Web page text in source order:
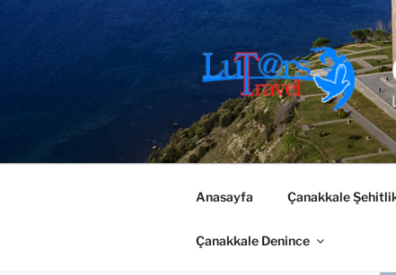
Anasayfa Çanakkale
Çanakkale Denince